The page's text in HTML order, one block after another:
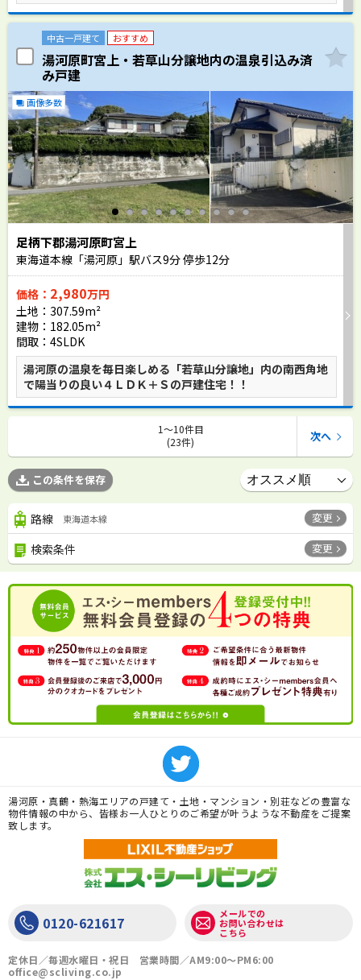
中古一戸建て おすすめ
湯河原町宮上・若草山分譲地内の温泉引込み済
み戸建
画像多数
足柄下郡湯河原町宮上
東海道本線「湯河原」駅バス9分 停歩12分
価格： 2,980万円
土地：307.59m²
建物：182.05m²
間取：4SLDK
湯河原の温泉を毎日楽しめる「若草山分譲地」内の南西角地
で陽当りの良い４ＬＤＫ＋Ｓの戸建住宅！！
1〜10件目
(23件)
次へ
この条件を保存
路線 東海道本線 変更
検索条件 変更
湯河原・真鶴・熱海エリアの戸建て・土地・マンション・別荘などの豊富な
物件情報の中から、皆様お一人ひとりのご希望が叶うような不動産をご提案
致します。
0120-621617 メールでの
お問い合わせは
こちら
定休日／毎週水曜日・祝日 営業時間／AM9:00〜PM6:00
office@scliving.co.jp